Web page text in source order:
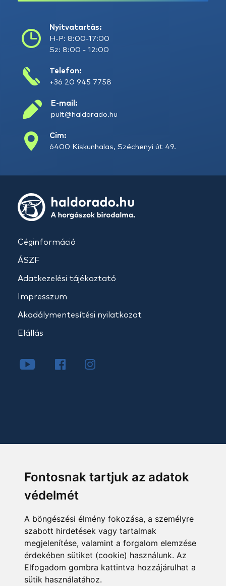
Fontosnak tartjuk az adatok
védelmét
A böngészési élmény fokozása, a személyre
szabott hirdetések vagy tartalmak
megjelenítése, valamint a forgalom elemzése
érdekében sütiket (cookie) használunk. Az
Elfogadom gombra kattintva hozzájárulhat a
sütik használatához.
Nyitvatartás:
H-P: 8:00-17:00
Sz: 8:00 - 12:00
Telefon:
+36 20 945 7758
E-mail:
pult@haldorado.hu
Cím:
6400 Kiskunhalas, Széchenyi út 49.
Céginformáció
ÁSZF
Adatkezelési tájékoztató
Impresszum
Akadálymentesítési nyilatkozat
Elállás